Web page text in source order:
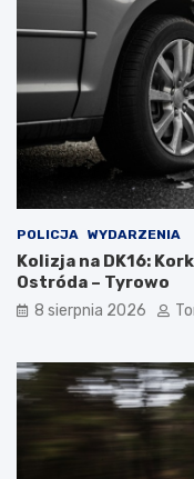
POLICJA WYDARZENIA
Kolizja na DK16:
Ostróda – Tyrowo
8 sierpnia 2026